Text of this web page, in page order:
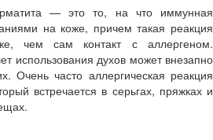
— это то, на что иммунная
на коже, причем такая реакция
чем сам контакт с аллергеном.
использования духов может внезапно
Очень часто аллергическая реакция
встречается в серьгах, пряжках и